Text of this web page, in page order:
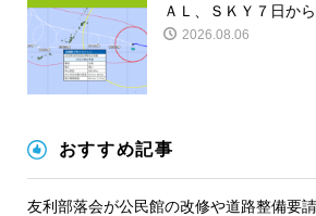
ＡＬ、ＳＫＹ７日か
2026.08.06
おすすめ記事
友利部落会が公民館の改修や道路整備要